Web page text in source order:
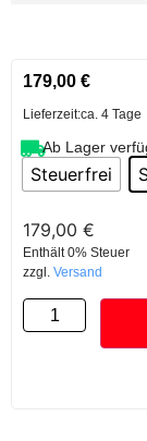
179,00 €
Lieferzeit:ca. 4 Tage
Ab Lager
Steuerfrei
179,00 €
Enthält 0% Steuer
zzgl. Versand